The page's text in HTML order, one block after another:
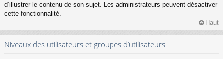
d’illustrer le contenu de son sujet. Les administrateurs peuvent désactiver
cette fonctionnalité.
Haut
Niveaux des utilisateurs et groupes d’utilisateurs